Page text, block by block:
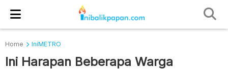
Home IniMETRO
Ini Harapan Beberapa Warga